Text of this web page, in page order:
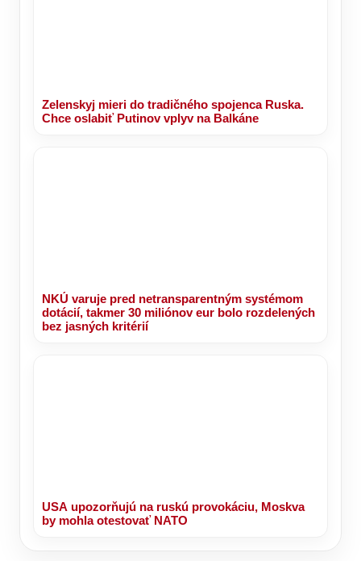
Zelenskyj mieri do tradičného spojenca Ruska.
Chce oslabiť Putinov vplyv na Balkáne
NKÚ varuje pred netransparentným systémom
dotácií, takmer 30 miliónov eur bolo rozdelených
bez jasných kritérií
USA upozorňujú na ruskú provokáciu, Moskva
by mohla otestovať NATO